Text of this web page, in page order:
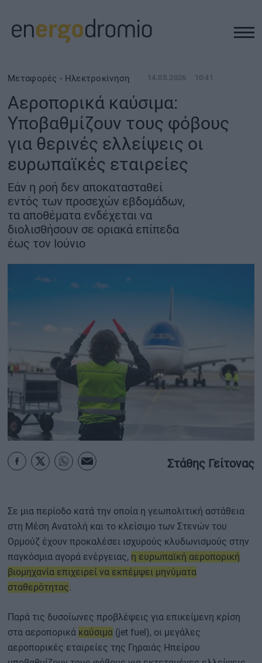
ΥΠΟΔΟΜΕΣ
REAL ESTATE
ΠΕΡΙΒΑΛΛΟΝ
ΕΝΕΡΓΕΙΑ
ΜΕΤΑΦΟΡΕΣ - ΗΛΕΚΤΡΟΚΙΝΗΣΗ
ΨΗΦΙΑΚΟΣ ΚΟΣΜΟΣ
ΟΙΚΟΝΟΜΙΑ - ΕΠΙΧΕΙΡΗΣΕΙΣ
MY PROPERTY
ΚΑΡΑΜΠΟΛΕΣ
ΟΡΟΙ ΧΡΗΣΗΣ
ΕΠΙΚΟΙΝΩΝΙΑ
ΤΑΥΤΟΤΗΤΑ
Μεταφορές - Ηλεκτροκίνηση 14.05.2026 10:41
Αεροπορικά καύσιμα:
Υποβαθμίζουν τους φόβους
για θερινές ελλείψεις οι
ευρωπαϊκές εταιρείες
Εάν η ροή δεν αποκατασταθεί
εντός των προσεχών εβδομάδων,
τα αποθέματα ενδέχεται να
διολισθήσουν σε οριακά επίπεδα
έως τον Ιούνιο
Στάθης Γείτονας
Σε μια περίοδο κατά την οποία η γεωπολιτική αστάθεια
στη Μέση Ανατολή και το κλείσιμο των Στενών του
Ορμούζ έχουν προκαλέσει ισχυρούς κλυδωνισμούς στην
παγκόσμια αγορά ενέργειας, η ευρωπαϊκή αεροπορική
βιομηχανία επιχειρεί να εκπέμψει μηνύματα
σταθερότητας.
Παρά τις δυσοίωνες προβλέψεις για επικείμενη κρίση
στα αεροπορικά καύσιμα (jet fuel), οι μεγάλες
αεροπορικές εταιρείες της Γηραιάς Ηπείρου